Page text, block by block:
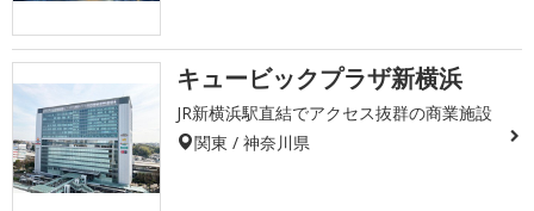
キュービックプラザ新横浜
JR新横浜駅直結でアクセス抜群の商業施設
関東 / 神奈川県